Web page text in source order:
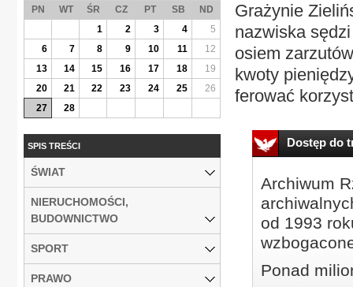
Grażynie
nazwiska
osiem
kwoty
ferować
Dostęp do
Archiwum
od 1993
Ponad
PN WT ŚR CZ PT SB
ND
1
2 3 4
5
6
7 8 9 10 11
12
13
14 15 16 17 18
19
20
21 22 23 24 25
26
27
28
SPIS TREŚCI
ŚWIAT
NIERUCHOMOŚCI,
BUDOWNICTWO
SPORT
PRAWO